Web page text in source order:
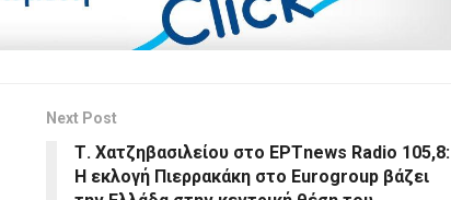
Next Post
Τ. Χατζηβασιλείου στο ΕΡΤnews Radio 105,8:
Η εκλογή Πιερρακάκη στο Eurogroup βάζει